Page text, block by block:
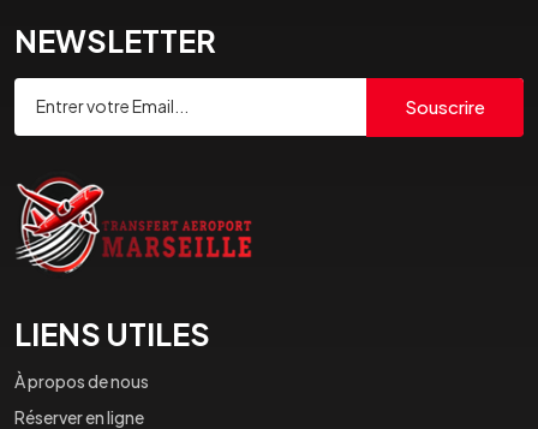
NEWSLETTER
Souscrire
LIENS UTILES
À propos de nous
Réserver en ligne